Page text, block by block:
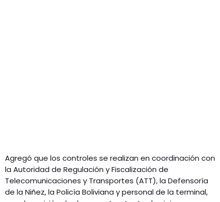
Agregó que los controles se realizan en coordinación con
la Autoridad de Regulación y Fiscalización de
Telecomunicaciones y Transportes (ATT), la Defensoría
de la Niñez, la Policía Boliviana y personal de la terminal,